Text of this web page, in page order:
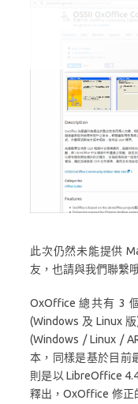
此次仍然未能提供
友，也請與我們聯繫
OxOffice 總共有 3
(Windows 及 Linux
(Windows / Linux /
本，同樣是基於目前
則是以 LibreOffice
釋出，OxOffice 修正